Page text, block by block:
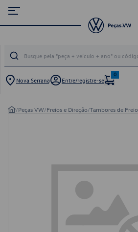
Nova Serrana Entre/registre-se
0
/Peças VW/Freios e Direção/Tambores de Freio